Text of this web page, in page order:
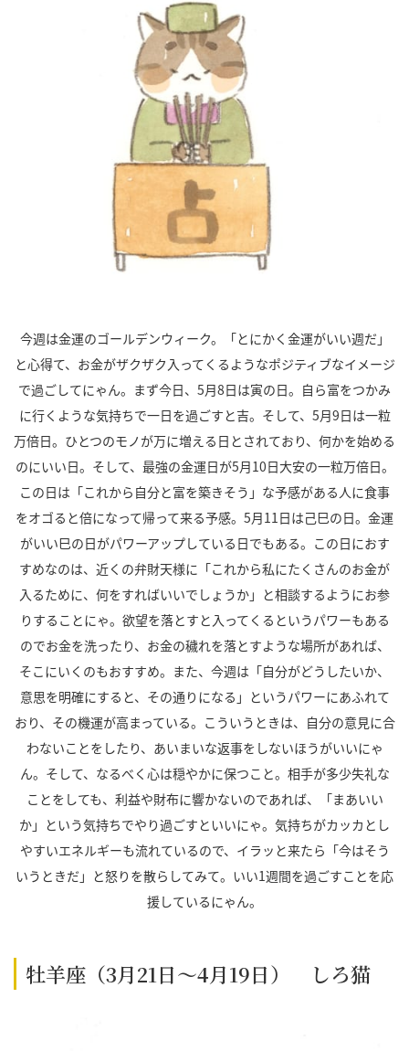
今週は金運のゴールデンウィーク。「とにかく金運がいい週だ」
と心得て、お金がザクザク入ってくるようなポジティブなイメージ
で過ごしてにゃん。まず今日、5月8日は寅の日。自ら富をつかみ
に行くような気持ちで一日を過ごすと吉。そして、5月9日は一粒
万倍日。ひとつのモノが万に増える日とされており、何かを始める
のにいい日。そして、最強の金運日が5月10日大安の一粒万倍日。
この日は「これから自分と富を築きそう」な予感がある人に食事
をオゴると倍になって帰って来る予感。5月11日は己巳の日。金運
がいい巳の日がパワーアップしている日でもある。この日におす
すめなのは、近くの弁財天様に「これから私にたくさんのお金が
入るために、何をすればいいでしょうか」と相談するようにお参
りすることにゃ。欲望を落とすと入ってくるというパワーもある
のでお金を洗ったり、お金の穢れを落とすような場所があれば、
そこにいくのもおすすめ。また、今週は「自分がどうしたいか、
意思を明確にすると、その通りになる」というパワーにあふれて
おり、その機運が高まっている。こういうときは、自分の意見に合
わないことをしたり、あいまいな返事をしないほうがいいにゃ
ん。そして、なるべく心は穏やかに保つこと。相手が多少失礼な
ことをしても、利益や財布に響かないのであれば、「まあいい
か」という気持ちでやり過ごすといいにゃ。気持ちがカッカとし
やすいエネルギーも流れているので、イラッと来たら「今はそう
いうときだ」と怒りを散らしてみて。いい1週間を過ごすことを応
援しているにゃん。
牡羊座（3月21日～4月19日） しろ猫